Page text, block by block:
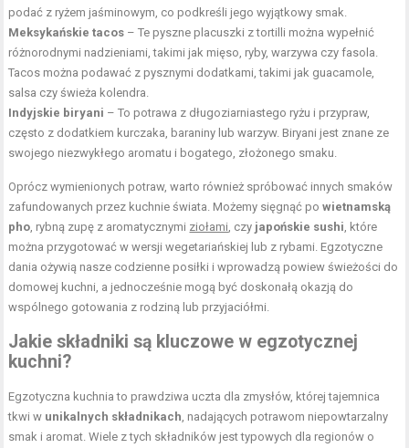
podać z ryżem jaśminowym, co podkreśli jego wyjątkowy smak.
Meksykańskie tacos – Te pyszne placuszki z tortilli można wypełnić
różnorodnymi nadzieniami, takimi jak mięso, ryby, warzywa czy fasola.
Tacos można podawać z pysznymi dodatkami, takimi jak guacamole,
salsa czy świeża kolendra.
Indyjskie biryani – To potrawa z długoziarniastego ryżu i przypraw,
często z dodatkiem kurczaka, baraniny lub warzyw. Biryani jest znane ze
swojego niezwykłego aromatu i bogatego, złożonego smaku.
Oprócz wymienionych potraw, warto również spróbować innych smaków
zafundowanych przez kuchnie świata. Możemy sięgnąć powietnamską
pho, rybną zupę z aromatycznymi ziołami, czy japońskie sushi, które
można przygotować w wersji wegetariańskiej lub z rybami. Egzotyczne
dania ożywią nasze codzienne posiłki i wprowadzą powiew świeżości do
domowej kuchni, a jednocześnie mogą być doskonałą okazją do
wspólnego gotowania z rodziną lub przyjaciółmi.
Jakie składniki są kluczowe w egzotycznej
kuchni?
Egzotyczna kuchnia to prawdziwa uczta dla zmysłów, której tajemnica
tkwi w unikalnych składnikach, nadających potrawom niepowtarzalny
smak i aromat. Wiele z tych składników jest typowych dla regionów o